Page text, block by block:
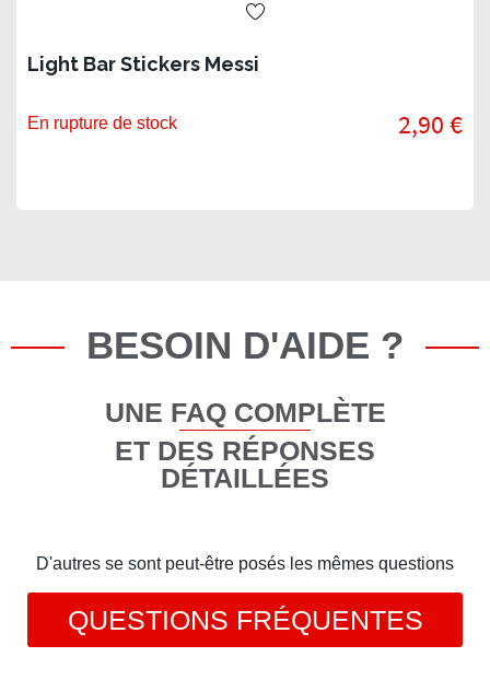
Light Bar Stickers Messi
En rupture de stock 2,90 €
BESOIN D'AIDE ?
UNE FAQ COMPLÈTE
ET DES RÉPONSES
DÉTAILLÉES
D'autres se sont peut-être posés les mêmes questions
QUESTIONS FRÉQUENTES